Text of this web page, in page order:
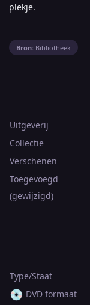
plekje.
Bron: Bibliotheek
Uitgeverij
Collectie
Verschenen
Toegevoegd
(gewijzigd)
Type/Staat
💿 DVD formaat